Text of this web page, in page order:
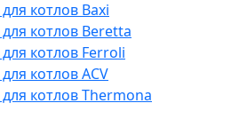
котлов Baxi
котлов Beretta
котлов Ferroli
котлов ACV
котлов Thermona